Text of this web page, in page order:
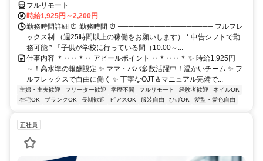
フルリモート
時給1,925円～2,200円
勤務時間詳細 ⏰ 勤務時間 ⏰ ────────────────── フルフレ
ックス制 （週25時間以上の稼働をお願いします） * 申告シフトで勤
務可能 * 「子供が学校に行っている間（10:00～...
仕事内容 ＊‥‥＊‥ アピールポイント ‥＊‥‥＊ ✨ 時給1,925円
～！高水準の報酬設定 ✨ ママ・パパ多数活躍中！温かいチーム ✨ フ
ルフレックスで自由に働く ✨ 丁寧なOJT＆マニュアル完備で...
主婦・主夫歓迎 フリーター歓迎 学歴不問 フルリモート 経験者歓迎
ネイルOK
在宅OK
ブランクOK 長期歓迎 ピアスOK 服装自由 ひげOK 髪型・髪色自由
正社員